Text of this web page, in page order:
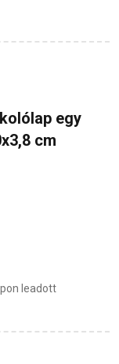
egy
cm
leadott